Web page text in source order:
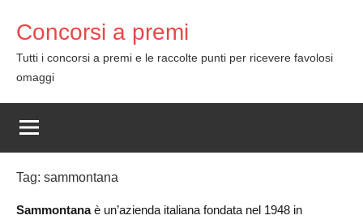
content
Concorsi a premi
Tutti i concorsi a premi e le raccolte punti per ricevere favolosi
omaggi
Tag: sammontana
Sammontanaè un’azienda italiana fondata nel 1948 in